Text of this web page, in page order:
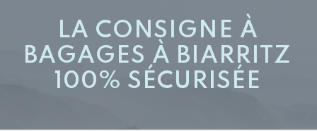
LA CONSIGNE À
BAGAGES À BIARRITZ
100% SÉCURISÉE